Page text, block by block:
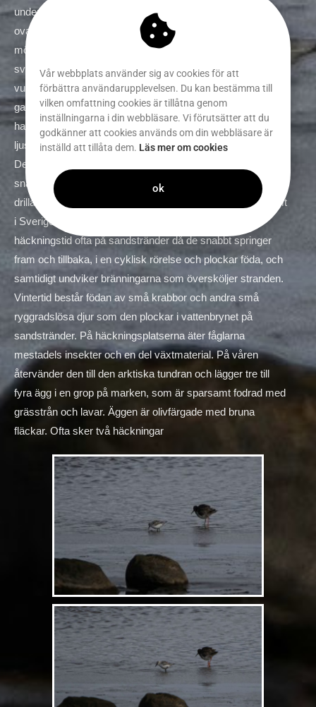
under. I adult vinterdräkt är den mycket ljus, med ljusgrå
ovansida och hjässa, vitt ansikte och undersida och en
mörkare grå fläck på skuldran. Den juvenila fågeln är
svartvit och har en mycket mer kontrastrik dräkt än den
vuxna fågeln. Ovansidan av vingen är till mönster och färg
ganska lik kärrsnäppans i svart och vitt, men sandlöparen
har ett bredare vitt vingband och närmast kroppen är vingen
ljusgrå till skillnad från kärrsnäppans mer gråbruna nyans.
De mittersta stjärtpennorna är svarta. Flyktlätet är ett
snärtigt ”plitt”,medan spellätet beskrivs som komplext med
drillande och kväkande ljud Sandlöparen visar sig sparsamt
i Sverige under flyttningen. Sandlöparen ses utanför
häckningstid ofta på sandstränder då de snabbt springer
fram och tillbaka, i en cyklisk rörelse och plockar föda, och
samtidigt undviker bränningarna som översköljer stranden.
Vintertid består födan av små krabbor och andra små
ryggradslösa djur som den plockar i vattenbrynet på
sandstränder. På häckningsplatserna äter fåglarna
mestadels insekter och en del växtmaterial. På våren
återvänder den till den arktiska tundran och lägger tre till
fyra ägg i en grop på marken, som är sparsamt fodrad med
grässtrån och lavar. Äggen är olivfärgade med bruna
fläckar. Ofta sker två häckningar
Vår webbplats använder sig av cookies för att
förbättra användarupplevelsen. Du kan bestämma till
vilken omfattning cookies är tillåtna genom
inställningarna i din webbläsare. Vi förutsätter att du
godkänner att cookies används om din webbläsare är
inställd att tillåta dem. Läs mer om cookies
ok